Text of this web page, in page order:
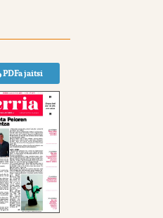
PDFa jaitsi